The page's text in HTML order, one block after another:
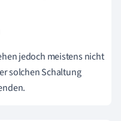
jedoch meistens nicht
solchen Schaltung